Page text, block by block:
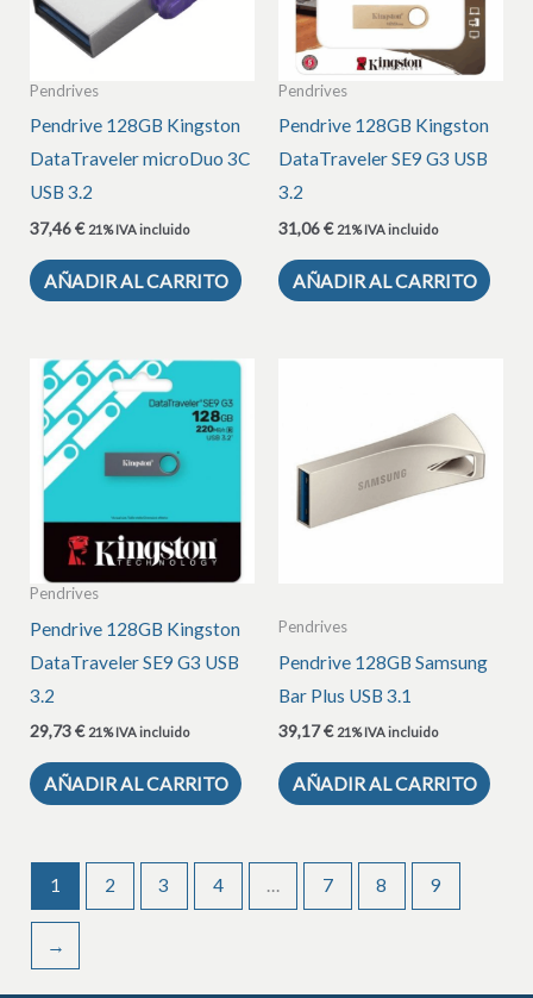
Pendrives
Pendrive 128GB Kingston
DataTraveler microDuo 3C
USB 3.2
37,46€ 21% IVA incluido
AÑADIR AL CARRITO
Pendrives
Pendrive 128GB Kingston
DataTraveler SE9 G3 USB
3.2
31,06€ 21% IVA incluido
AÑADIR AL CARRITO
Pendrives
Pendrive 128GB Kingston
DataTraveler SE9 G3 USB
3.2
29,73€ 21% IVA incluido
AÑADIR AL CARRITO
Pendrives
Pendrive 128GB Samsung
Bar Plus USB 3.1
39,17€ 21% IVA incluido
AÑADIR AL CARRITO
1 2 3 4 … 7 8 9
→